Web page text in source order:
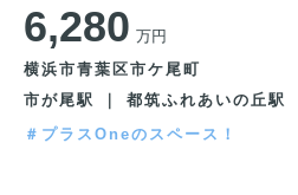
6,280 万円
横浜市青葉区市ケ尾町
市が尾駅 ｜ 都筑ふれあいの丘駅
＃プラスOneのスペース！